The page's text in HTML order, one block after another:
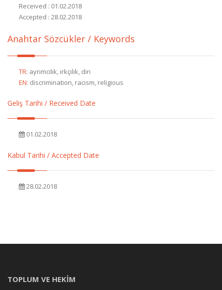
Received : 01.02.2018
Accepted : 28.02.2018
Anahtar Sözcükler / Keywords
TR: ayrımcılık, ırkçılık, din
EN: discrimination, racism, religious
Geliş Tarihi / Received Date
01.02.2018
Kabul Tarihi / Accepted Date
28.02.2018
TOPLUM VE HEKİM